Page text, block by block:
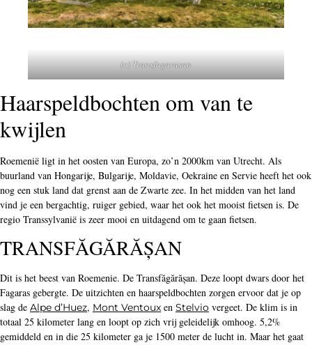
(c) Transfagarasan
Haarspeldbochten om van te
kwijlen
Roemenië ligt in het oosten van Europa, zo’n 2000km van Utrecht. Als
buurland van Hongarije, Bulgarije, Moldavie, Oekraine en Servie heeft het ook
nog een stuk land dat grenst aan de Zwarte zee. In het midden van het land
vind je een bergachtig, ruiger gebied, waar het ook het mooist fietsen is. De
regio Transsylvanië is zeer mooi en uitdagend om te gaan fietsen.
TRANSFĂGĂRĂȘAN
Dit is het beest van Roemenie. De Transfăgărășan. Deze loopt dwars door het
Fagaras gebergte. De uitzichten en haarspeldbochten zorgen ervoor dat je op
slag de Alpe d’Huez, Mont Ventoux en Stelvio vergeet. De klim is in
totaal 25 kilometer lang en loopt op zich vrij geleidelijk omhoog. 5,2%
gemiddeld en in die 25 kilometer ga je 1500 meter de lucht in. Maar het gaat